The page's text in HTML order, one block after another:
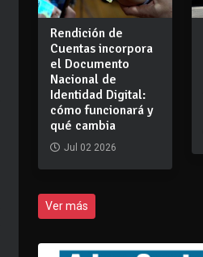
Rendición de
Cuentas incorpora
el Documento
Nacional de
Identidad Digital:
cómo funcionará y
qué cambia
Jul 02 2026
Ver más